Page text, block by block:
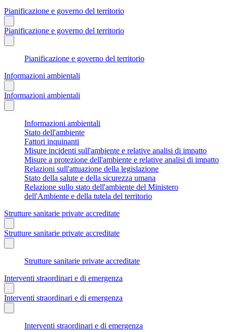
Pianificazione e governo del territorio
Pianificazione e governo del territorio
Pianificazione e governo del territorio
Informazioni ambientali
Informazioni ambientali
Informazioni ambientali
Stato dell'ambiente
Fattori inquinanti
Misure incidenti sull'ambiente e relative analisi di impatto
Misure a protezione dell'ambiente e relative analisi di impatto
Relazioni sull'attuazione della legislazione
Stato della salute e della sicurezza umana
Relazione sullo stato dell'ambiente del Ministero
dell'Ambiente e della tutela del territorio
Strutture sanitarie private accreditate
Strutture sanitarie private accreditate
Strutture sanitarie private accreditate
Interventi straordinari e di emergenza
Interventi straordinari e di emergenza
Interventi straordinari e di emergenza